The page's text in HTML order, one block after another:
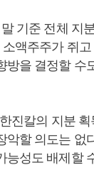
기준 전체 지
액주주가 쥐
방을 결정할 수
진칼의 지분 획
악할 의도는 없
능성도 배제할